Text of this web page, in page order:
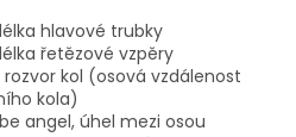
hlavové trubky
řetězové vzpěry
kol (osová vzdálenost
kola)
angel, úhel mezi osou